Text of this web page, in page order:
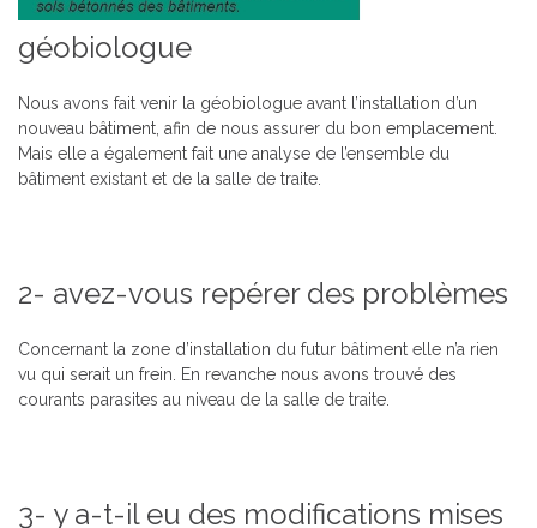
géobiologue
Nous avons fait venir la géobiologue avant l’installation d’un
nouveau bâtiment, afin de nous assurer du bon emplacement.
Mais elle a également fait une analyse de l’ensemble du
bâtiment existant et de la salle de traite.
2- avez-vous repérer des problèmes
Concernant la zone d’installation du futur bâtiment elle n’a rien
vu qui serait un frein. En revanche nous avons trouvé des
courants parasites au niveau de la salle de traite.
3- y a-t-il eu des modifications mises